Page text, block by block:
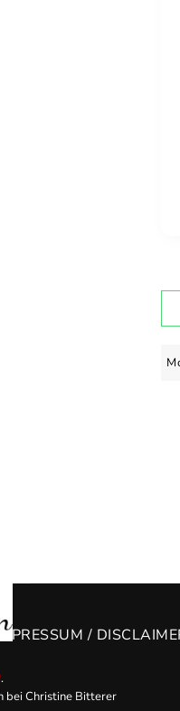
/
.
bei Christine Bitterer